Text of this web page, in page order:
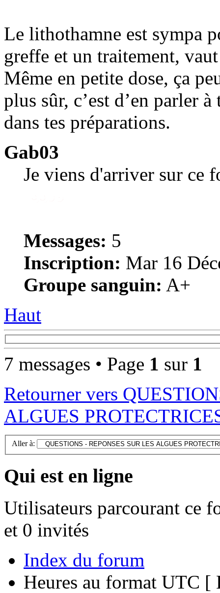
Le lithothamne est sympa
greffe et un traitement,
Même en petite dose, ça
plus sûr, c’est d’en parler
dans tes préparations.
Gab03
Je viens d'arriver sur ce
Messages: 5
Inscription: Mar 16
Groupe sanguin: A+
Haut
7 messages • Page 1 sur 1
Retourner vers
ALGUES
Aller à:
Qui est en ligne
Utilisateurs parcourant ce
et 0 invités
Index du forum
Heures au format UTC [